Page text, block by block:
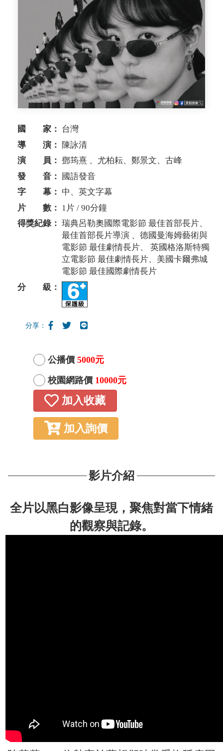
國 家： 台灣
導 演：
陳詠清
演 員： 鄧筠熹 、尤柏耘、鄭景文、古峰
發 音：
國語發音
字 幕： 中、英文字幕
片 數： 1片 / 90分鐘
得獎紀錄： 瑞典呂勒奧國際電影節 最佳首部長片、
最佳首部長片導演 、德國曼海姆藝術與
電影節 最佳劇情長片、 英國格洛斯特獨
立電影節 最佳劇情長片、美國卡爾弗城
電影節 最佳國際劇情長片
分 級：
分享：
公播價 5000元
校園網路價 10000元
加入收藏
加入詢價
影片介紹
全片以黑白影像呈現，聚焦對當下情緒
的觀察與記錄。